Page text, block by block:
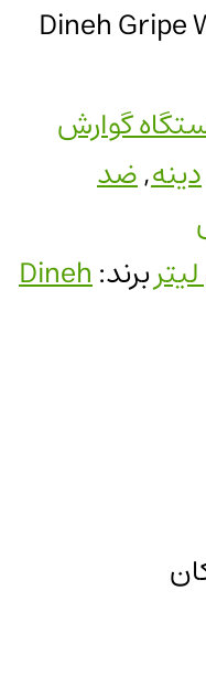
Dineh Gripe
گوارش
دینه,ضد
برند:Dineh